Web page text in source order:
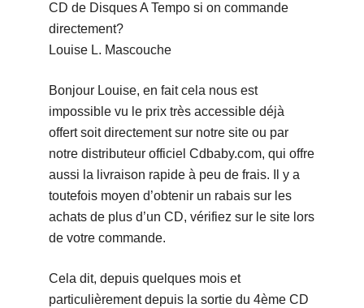
CD de Disques A Tempo si on commande
directement?
Louise L. Mascouche
Bonjour Louise, en fait cela nous est
impossible vu le prix très accessible déjà
offert soit directement sur notre site ou par
notre distributeur officiel Cdbaby.com, qui offre
aussi la livraison rapide à peu de frais. Il y a
toutefois moyen d’obtenir un rabais sur les
achats de plus d’un CD, vérifiez sur le site lors
de votre commande.
Cela dit, depuis quelques mois et
particulièrement depuis la sortie du 4ème CD